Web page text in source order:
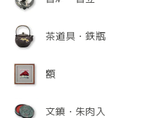
茶道具・鉄瓶
額
文鎮・朱肉入